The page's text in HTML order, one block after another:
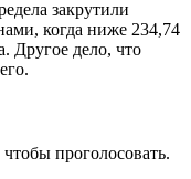
закрутили
когда ниже 234,74
Другое дело, что
чтобы проголосовать.